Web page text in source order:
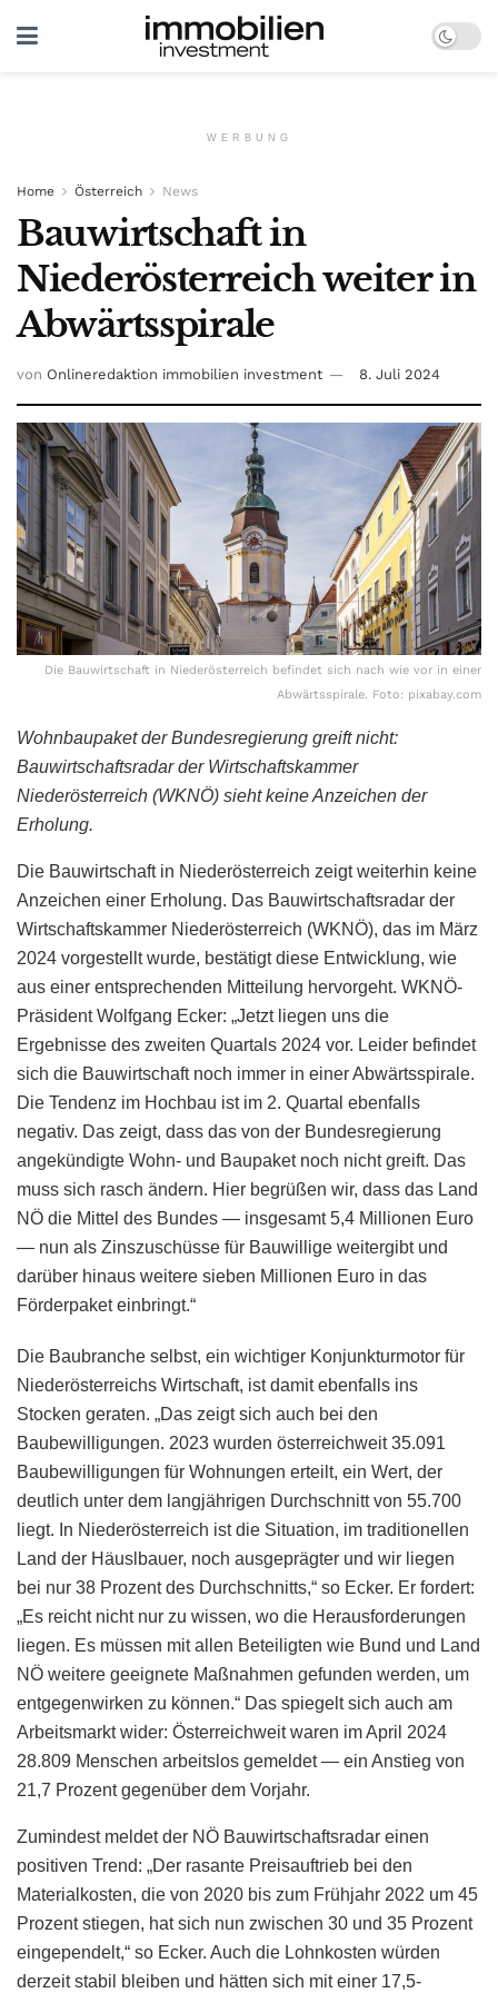
WERBUNG
Home Österreich News
Bauwirtschaft in
Niederösterreich weiter in
Abwärtsspirale
von Onlineredaktion immobilien investment 8. Juli 2024
Die Bauwirtschaft in Niederösterreich befindet sich nach wie vor in einer
Abwärtsspirale. Foto: pixabay.com
Wohnbaupaket der Bundesregierung greift nicht:
Bauwirtschaftsradar der Wirtschaftskammer
Niederösterreich (WKNÖ) sieht keine Anzeichen der
Erholung.
Die Bauwirtschaft in Niederösterreich zeigt weiterhin keine
Anzeichen einer Erholung. Das Bauwirtschaftsradar der
Wirtschaftskammer Niederösterreich (WKNÖ), das im März
2024 vorgestellt wurde, bestätigt diese Entwicklung, wie
aus einer entsprechenden Mitteilung hervorgeht. WKNÖ-
Präsident Wolfgang Ecker: „Jetzt liegen uns die
Ergebnisse des zweiten Quartals 2024 vor. Leider befindet
sich die Bauwirtschaft noch immer in einer Abwärtsspirale.
Die Tendenz im Hochbau ist im 2. Quartal ebenfalls
negativ. Das zeigt, dass das von der Bundesregierung
angekündigte Wohn- und Baupaket noch nicht greift. Das
muss sich rasch ändern. Hier begrüßen wir, dass das Land
NÖ die Mittel des Bundes — insgesamt 5,4 Millionen Euro
— nun als Zinszuschüsse für Bauwillige weitergibt und
darüber hinaus weitere sieben Millionen Euro in das
Förderpaket einbringt.“
Die Baubranche selbst, ein wichtiger Konjunkturmotor für
Niederösterreichs Wirtschaft, ist damit ebenfalls ins
Stocken geraten. „Das zeigt sich auch bei den
Baubewilligungen. 2023 wurden österreichweit 35.091
Baubewilligungen für Wohnungen erteilt, ein Wert, der
deutlich unter dem langjährigen Durchschnitt von 55.700
liegt. In Niederösterreich ist die Situation, im traditionellen
Land der Häuslbauer, noch ausgeprägter und wir liegen
bei nur 38 Prozent des Durchschnitts,“ so Ecker. Er fordert:
„Es reicht nicht nur zu wissen, wo die Herausforderungen
liegen. Es müssen mit allen Beteiligten wie Bund und Land
NÖ weitere geeignete Maßnahmen gefunden werden, um
entgegenwirken zu können.“ Das spiegelt sich auch am
Arbeitsmarkt wider: Österreichweit waren im April 2024
28.809 Menschen arbeitslos gemeldet — ein Anstieg von
21,7 Prozent gegenüber dem Vorjahr.
Zumindest meldet der NÖ Bauwirtschaftsradar einen
positiven Trend: „Der rasante Preisauftrieb bei den
Materialkosten, die von 2020 bis zum Frühjahr 2022 um 45
Prozent stiegen, hat sich nun zwischen 30 und 35 Prozent
eingependelt,“ so Ecker. Auch die Lohnkosten würden
derzeit stabil bleiben und hätten sich mit einer 17,5-